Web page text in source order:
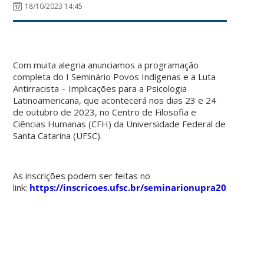
18/10/2023 14:45
Com muita alegria anunciamos a programação
completa do I Seminário Povos Indígenas e a Luta
Antirracista – Implicações para a Psicologia
Latinoamericana, que acontecerá nos dias 23 e 24
de outubro de 2023, no Centro de Filosofia e
Ciências Humanas (CFH) da Universidade Federal de
Santa Catarina (UFSC).
As inscrições podem ser feitas no
link: https://inscricoes.ufsc.br/seminarionupra2023